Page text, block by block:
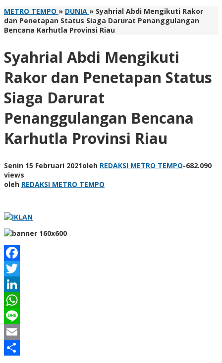
METRO TEMPO » DUNIA » Syahrial Abdi Mengikuti Rakor
dan Penetapan Status Siaga Darurat Penanggulangan
Bencana Karhutla Provinsi Riau
Syahrial Abdi Mengikuti
Rakor dan Penetapan Status
Siaga Darurat
Penanggulangan Bencana
Karhutla Provinsi Riau
Senin 15 Februari 2021oleh REDAKSI METRO TEMPO-682.090
views
oleh REDAKSI METRO TEMPO
Facebook
Twitter
LinkedIn
WhatsApp
Line
Email